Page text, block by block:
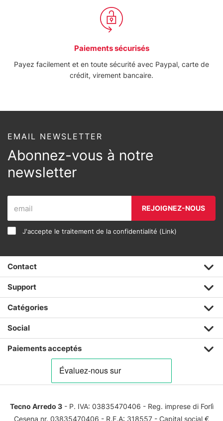
Paiements sécurisés
Payez facilement et en toute sécurité avec Paypal, carte de
crédit, virement bancaire.
EMAIL NEWSLETTER
Abonnez-vous à notre
newsletter
REJOIGNEZ-NOUS
J'accepte le traitement de la confidentialité (Link)
Contact
Support
Catégories
Social
Paiements acceptés
Tecno Arredo 3- P. IVA: 03835470406 - Reg. imprese di Forlì
Cesena nr. 03835470406 - R.E.A: 318557 - Capital social €